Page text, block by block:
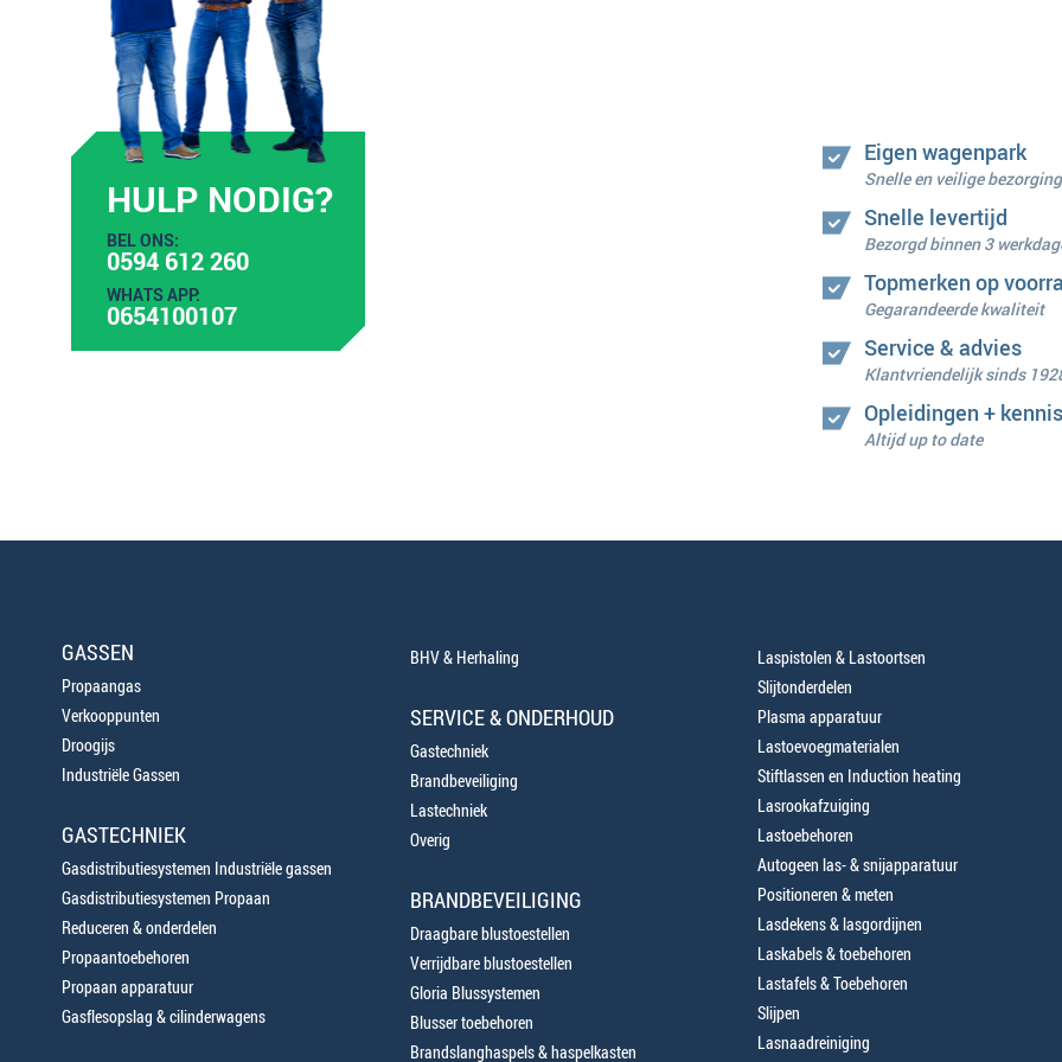
HULP NODIG?
BEL ONS:
0594 612 260
WHATS APP:
0654100107
Eigen wagenpark
Snelle en veilige bezorging
Snelle levertijd
Bezorgd binnen 3
Topmerken op
Gegarandeerde kwaliteit
Service & advies
Klantvriendelijk sinds
Opleidingen + kennis
Altijd up to date
GASSEN
Propaangas
Verkooppunten
Droogijs
Industriële Gassen
GASTECHNIEK
Gasdistributiesystemen Industriële gassen
Gasdistributiesystemen Propaan
Reduceren & onderdelen
Propaantoebehoren
Propaan apparatuur
Gasflesopslag & cilinderwagens
BHV & Herhaling
SERVICE & ONDERHOUD
Gastechniek
Brandbeveiliging
Lastechniek
Overig
BRANDBEVEILIGING
Draagbare blustoestellen
Verrijdbare blustoestellen
Gloria Blussystemen
Blusser toebehoren
Brandslanghaspels & haspelkasten
Laspistolen & Lastoortsen
Slijtonderdelen
Plasma apparatuur
Lastoevoegmaterialen
Stiftlassen en Induction heating
Lasrookafzuiging
Lastoebehoren
Autogeen las- & snijapparatuur
Positioneren & meten
Lasdekens & lasgordijnen
Laskabels & toebehoren
Lastafels & Toebehoren
Slijpen
Lasnaadreiniging